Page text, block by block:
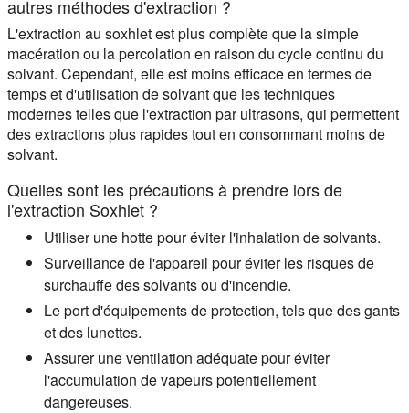
autres méthodes d'extraction ?
L'extraction au soxhlet est plus complète que la simple
macération ou la percolation en raison du cycle continu du
solvant. Cependant, elle est moins efficace en termes de
temps et d'utilisation de solvant que les techniques
modernes telles que l'extraction par ultrasons, qui permettent
des extractions plus rapides tout en consommant moins de
solvant.
Quelles sont les précautions à prendre lors de
l'extraction Soxhlet ?
Utiliser une hotte pour éviter l'inhalation de solvants.
Surveillance de l'appareil pour éviter les risques de
surchauffe des solvants ou d'incendie.
Le port d'équipements de protection, tels que des gants
et des lunettes.
Assurer une ventilation adéquate pour éviter
l'accumulation de vapeurs potentiellement
dangereuses.